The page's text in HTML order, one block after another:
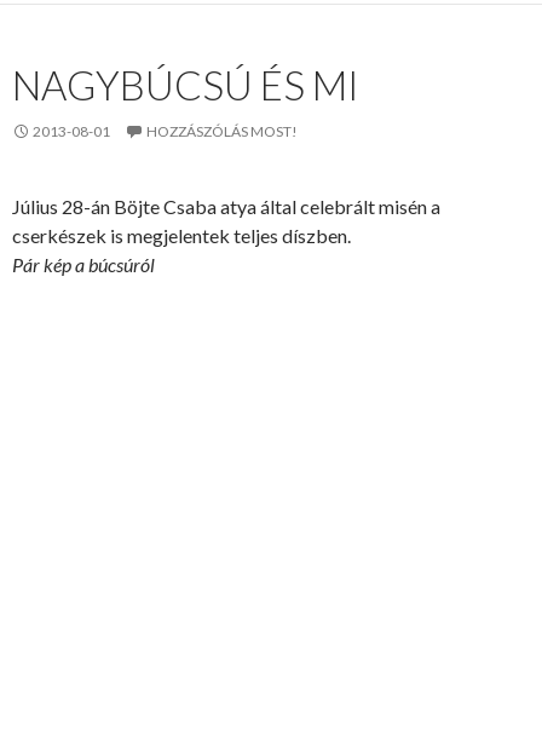
NAGYBÚCSÚ ÉS MI
2013-08-01 HOZZÁSZÓLÁS MOST!
Július 28-án Böjte Csaba atya által celebrált misén a
cserkészek is megjelentek teljes díszben.
Pár kép a búcsúról